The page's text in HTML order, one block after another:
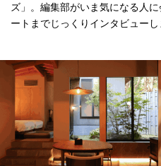
ズ」。編集部がいま気になる人
ートまでじっくりインタビューし